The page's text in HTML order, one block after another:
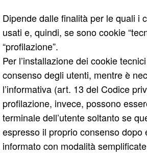
Dipende dalle finalità per le quali i
usati e, quindi, se sono cookie
“profilazione”.
Per l’installazione dei cookie
consenso degli utenti, mentre è
l’informativa (art. 13 del Codice
profilazione, invece, possono
terminale dell’utente soltanto se
espresso il proprio consenso dopo
informato con modalità